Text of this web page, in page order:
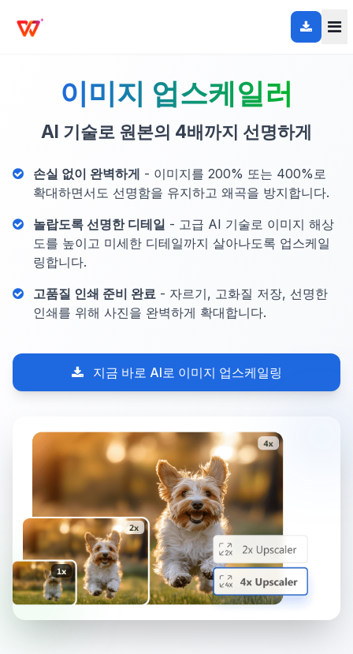
이미지 업스케일러
AI 기술로 원본의 4배까지 선명하게
손실 없이 완벽하게 - 이미지를 200% 또는 400%로
확대하면서도 선명함을 유지하고 왜곡을 방지합니다.
놀랍도록 선명한 디테일 - 고급 AI 기술로 이미지 해상
도를 높이고 미세한 디테일까지 살아나도록 업스케일
링합니다.
고품질 인쇄 준비 완료 - 자르기, 고화질 저장, 선명한
인쇄를 위해 사진을 완벽하게 확대합니다.
지금 바로 AI로 이미지 업스케일링